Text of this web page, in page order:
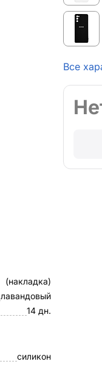
(накладка)
лавандовый
14 дн.
силикон
Все